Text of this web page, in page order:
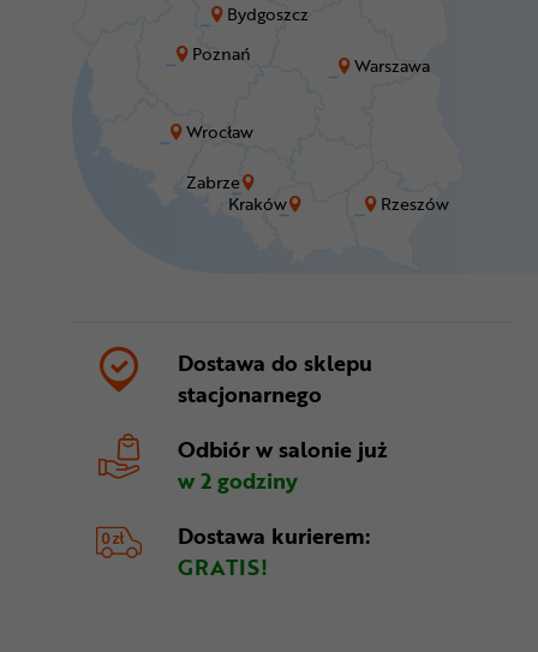
Bydgoszcz
Kraków
Poznań
Rzeszów
Warszawa
Wrocław
Zabrze
Dostawa do sklepu
stacjonarnego
Odbiór w salonie już
w 2 godziny
Dostawa kurierem:
GRATIS!